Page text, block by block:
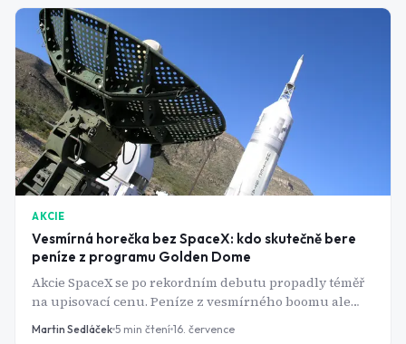
AKCIE
Vesmírná horečka bez SpaceX: kdo skutečně bere
peníze z programu Golden Dome
Akcie SpaceX se po rekordním debutu propadly téměř
na upisovací cenu. Peníze z vesmírného boomu ale
tečou i jinam - do zavedených zbrojařských gigantů,
Martin Sedláček 5 min čtení 16. července